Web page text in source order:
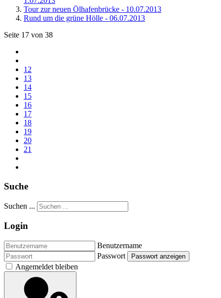
Tour zur neuen Ölhafenbrücke - 10.07.2013
Rund um die grüne Hölle - 06.07.2013
Seite 17 von 38
12
13
14
15
16
17
18
19
20
21
Suche
Suchen ...
Login
Benutzername
Passwort
Passwort anzeigen
Angemeldet bleiben